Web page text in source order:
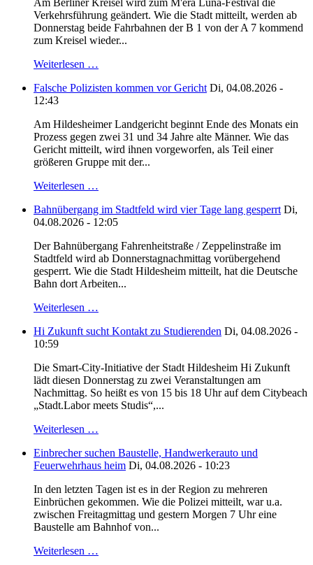
Am Berliner Kreisel wird zum M'era Luna-Festival die
Verkehrsführung geändert. Wie die Stadt mitteilt, werden ab
Donnerstag beide Fahrbahnen der B 1 von der A 7 kommend
zum Kreisel wieder...
Weiterlesen …
Falsche Polizisten kommen vor Gericht Di, 04.08.2026 -
12:43
Am Hildesheimer Landgericht beginnt Ende des Monats ein
Prozess gegen zwei 31 und 34 Jahre alte Männer. Wie das
Gericht mitteilt, wird ihnen vorgeworfen, als Teil einer
größeren Gruppe mit der...
Weiterlesen …
Bahnübergang im Stadtfeld wird vier Tage lang gesperrt Di,
04.08.2026 - 12:05
Der Bahnübergang Fahrenheitstraße / Zeppelinstraße im
Stadtfeld wird ab Donnerstagnachmittag vorübergehend
gesperrt. Wie die Stadt Hildesheim mitteilt, hat die Deutsche
Bahn dort Arbeiten...
Weiterlesen …
Hi Zukunft sucht Kontakt zu Studierenden Di, 04.08.2026 -
10:59
Die Smart-City-Initiative der Stadt Hildesheim Hi Zukunft
lädt diesen Donnerstag zu zwei Veranstaltungen am
Nachmittag. So heißt es von 15 bis 18 Uhr auf dem Citybeach
„Stadt.Labor meets Studis“,...
Weiterlesen …
Einbrecher suchen Baustelle, Handwerkerauto und
Feuerwehrhaus heim Di, 04.08.2026 - 10:23
In den letzten Tagen ist es in der Region zu mehreren
Einbrüchen gekommen. Wie die Polizei mitteilt, war u.a.
zwischen Freitagmittag und gestern Morgen 7 Uhr eine
Baustelle am Bahnhof von...
Weiterlesen …